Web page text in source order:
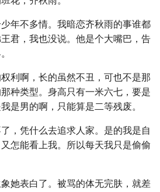
年不多情。我暗恋齐秋雨的事谁都
君，我也没说。他是个大嘴巴，告
利啊，长的虽然不丑，可也不是那
种类型。身高只有一米六七，要是
是男的啊，只能算是二等残废。
，凭什么去追求人家。是的我是自
怎能看上我。所以每天我只是偷偷
她表白了。被骂的体无完肤，就差